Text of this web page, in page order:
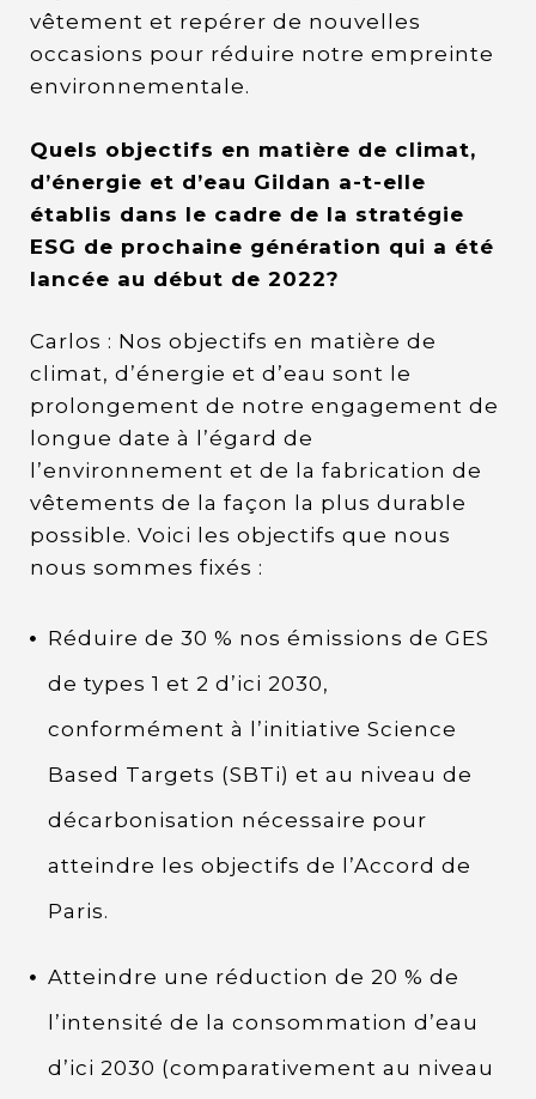
vêtement et repérer de nouvelles
occasions pour réduire notre empreinte
environnementale.
Quels objectifs en matière de climat,
d’énergie et d’eau Gildan a-t-elle
établis dans le cadre de la stratégie
ESG de prochaine génération qui a été
lancée au début de 2022?
Carlos : Nos objectifs en matière de
climat, d’énergie et d’eau sont le
prolongement de notre engagement de
longue date à l’égard de
l’environnement et de la fabrication de
vêtements de la façon la plus durable
possible. Voici les objectifs que nous
nous sommes fixés :
Réduire de 30 % nos émissions de GES
de types 1 et 2 d’ici 2030,
conformément à l’initiative Science
Based Targets (SBTi) et au niveau de
décarbonisation nécessaire pour
atteindre les objectifs de l’Accord de
Paris.
Atteindre une réduction de 20 % de
l’intensité de la consommation d’eau
d’ici 2030 (comparativement au niveau